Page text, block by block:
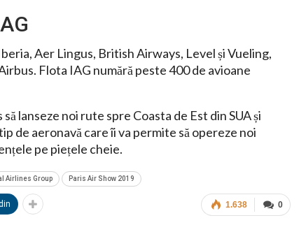
Aer Lingus, British Airways, Level și Vueling,
Flota IAG numără peste 400 de avioane
lanseze noi rute spre Coasta de Est din SUA și
de aeronavă care îi va permite să opereze noi
pe piețele cheie.
Airlines Group Paris Air Show 2019
0
1.638